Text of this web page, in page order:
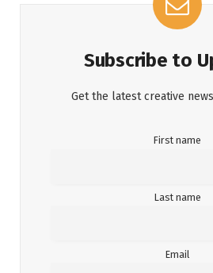
Subscribe to
Get the latest creative
First name
Last name
Email